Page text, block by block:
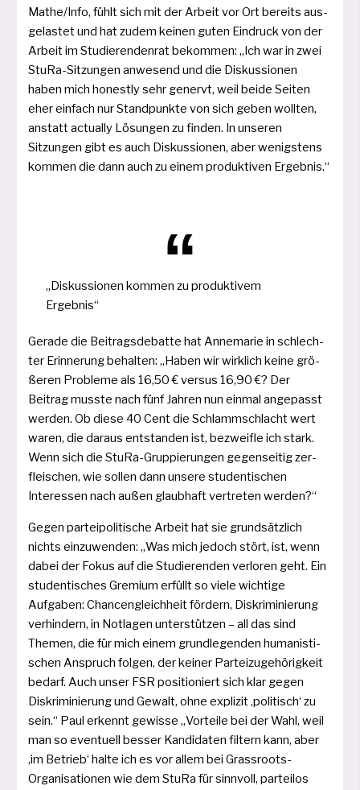
Mathe/Info, fühlt sich mit der Arbeit vor Ort bereits aus­
ge­las­tet und hat zudem kei­nen guten Eindruck von der
Arbeit im Studierendenrat bekom­men: „Ich war in zwei
StuRa-Sitzungen anwe­send und die Diskussionen
haben mich honest­ly sehr genervt, weil bei­de Seiten
eher ein­fach nur Standpunkte von sich geben woll­ten,
anstatt actual­ly Lösungen zu fin­den. In unse­ren
Sitzungen gibt es auch Diskussionen, aber wenigs­tens
kom­men die dann auch zu einem pro­duk­ti­ven Ergebnis.“
„Diskussionen kom­men zu pro­duk­ti­vem
Ergebnis“
Gerade die Beitragsdebatte hat Annemarie in schlech­
ter Erinnerung behal­ten: „Haben wir wirk­lich kei­ne grö­
ße­ren Probleme als 16,50 € ver­sus 16,90 €? Der
Beitrag muss­te nach fünf Jahren nun ein­mal ange­passt
wer­den. Ob die­se 40 Cent die Schlammschlacht wert
waren, die dar­aus ent­stan­den ist, bezweif­le ich stark.
Wenn sich die StuRa-Gruppierungen gegen­sei­tig zer­
flei­schen, wie sol­len dann unse­re stu­den­ti­schen
Interessen nach außen glaub­haft ver­tre­ten werden?“
Gegen par­tei­po­li­ti­sche Arbeit hat sie grund­sätz­lich
nichts ein­zu­wen­den: „Was mich jedoch stört, ist, wenn
dabei der Fokus auf die Studierenden ver­lo­ren geht. Ein
stu­den­ti­sches Gremium erfüllt so vie­le wich­ti­ge
Aufgaben: Chancengleichheit för­dern, Diskriminierung
ver­hin­dern, in Notlagen unter­stüt­zen – all das sind
Themen, die für mich einem grund­le­gen­den huma­nis­ti­
schen Anspruch fol­gen, der kei­ner Parteizugehörigkeit
bedarf. Auch unser FSR posi­tio­niert sich klar gegen
Diskriminierung und Gewalt, ohne expli­zit ‚poli­tisch‘ zu
sein.“ Paul erkennt gewis­se „Vorteile bei der Wahl, weil
man so even­tu­ell bes­ser Kandidaten fil­tern kann, aber
‚im Betrieb‘ hal­te ich es vor allem bei Grassroots-
Organisationen wie dem StuRa für sinn­voll, par­tei­los